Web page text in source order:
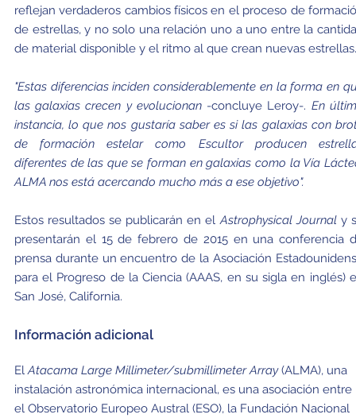
reflejan verdaderos cambios físicos en el proceso de
de estrellas, y no solo una relación uno a uno entre la
de material disponible y el ritmo al que crean nuevas estrellas.
"Estas diferencias inciden considerablemente en la forma en
las galaxias crecen y evolucionan-concluye Leroy-. En
instancia, lo que nos gustaría saber es si las galaxias con
de formación estelar como Escultor producen
diferentes de las que se forman en galaxias como la Vía
ALMA nos está acercando mucho más a ese objetivo".
Estos resultados se publicarán en el Astrophysical Journaly
presentarán el 15 de febrero de 2015 en una conferencia
prensa durante un encuentro de la Asociación
para el Progreso de la Ciencia (AAAS, en su sigla en inglés)
San José, California.
Información adicional
ElAtacama Large Millimeter/submillimeter Array(ALMA), una
instalación astronómica internacional, es una asociación entre
el Observatorio Europeo Austral (ESO), la Fundación Nacional